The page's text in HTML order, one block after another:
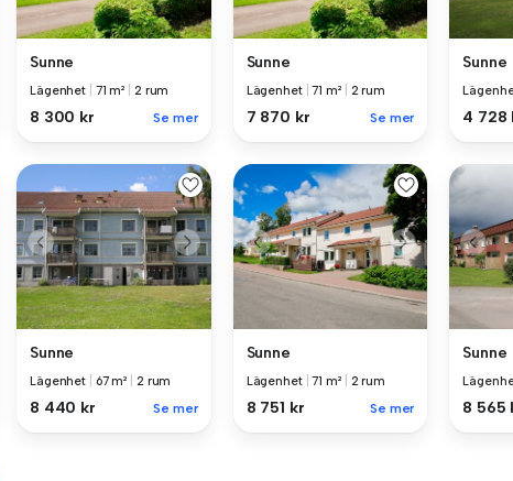
Sunne
Lägenhet 71 m² 2 rum
8 300 kr Se mer
Sunne
Lägenhet |71 m² 2 rum
7 870 kr Se mer
Sunne
4 728
Sunne
Lägenhet 67 m² 2 rum
8 440 kr Se mer
Sunne
Lägenhet |71 m² 2 rum
8 751 kr Se mer
Sunne
8 565